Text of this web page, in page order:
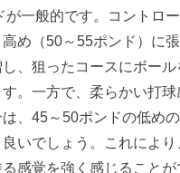
が一般的です。コントロ
め（50～55ポンド）に
、狙ったコースにボール
。一方で、柔らかい打球
、45～50ポンドの低め
いでしょう。これによ
感覚を強く感じることが